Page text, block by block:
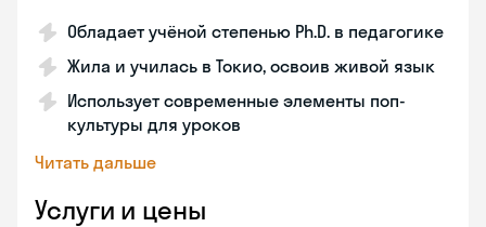
Обладает учёной степенью Ph.D. в педагогике
Жила и училась в Токио, освоив живой язык
Использует современные элементы поп-
культуры для уроков
Читать дальше
Услуги и цены